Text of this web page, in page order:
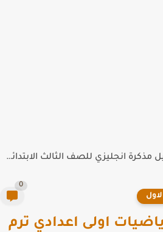
تحميل مذكرة انجليزي للصف الثالث الابتدائي ترم اول 2026 PDF
اولى اعدادي ترم